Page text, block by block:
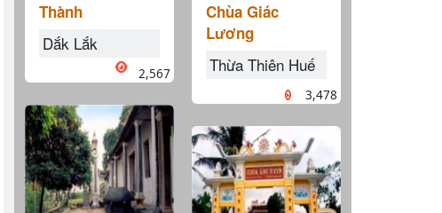
Thành
Dắk Lắk
2,567
Chùa Giác
Lương
Thừa Thiên Huế
3,478